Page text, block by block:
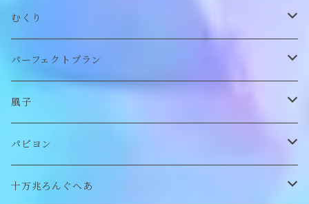
帽子
スヌード
チョーカー/ネックレス
バッグ
バブーシュカ
アウター
付け襟
bag/巾着
パンツ
ヘアアクセサリー
財布
ポーチ
bag/巾着
ピアス/イヤリング
イヤカフ
むくり
リング
ピアス/イヤリング
ブローチ
刺繍キャップ
パーフェクトプラン
ワンピース
トップス
アウター
風子
ぬいぐるみ
刺繍ポーチ
パピヨン
ぬいぐるみ
十万兆ろんぐへあ